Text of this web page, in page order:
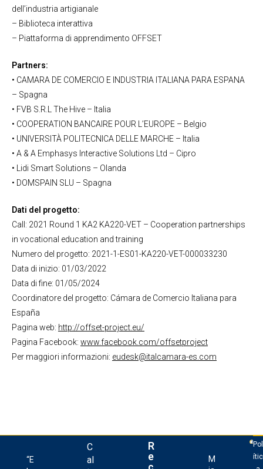
dell’industria artigianale
– Biblioteca interattiva
– Piattaforma di apprendimento OFFSET
Partners:
• CAMARA DE COMERCIO E INDUSTRIA ITALIANA PARA ESPANA
– Spagna
• FVB S.R.L The Hive – Italia
• COOPERATION BANCAIRE POUR L’EUROPE – Belgio
• UNIVERSITÀ POLITECNICA DELLE MARCHE – Italia
• A & A Emphasys Interactive Solutions Ltd – Cipro
• Lidi Smart Solutions – Olanda
• DOMSPAIN SLU – Spagna
Dati del progetto:
Call: 2021 Round 1 KA2 KA220-VET – Cooperation partnerships
in vocational education and training
Numero del progetto: 2021-1-ES01-KA220-VET-000033230
Data di inizio: 01/03/2022
Data di fine: 01/05/2024
Coordinatore del progetto: Cámara de Comercio Italiana para
España
Pagina web: http://offset-project.eu/
Pagina Facebook: www.facebook.com/offsetproject
Per maggiori informazioni: eudesk@italcamara-es.com
“E
C
al
R
e
M
Pol
ític